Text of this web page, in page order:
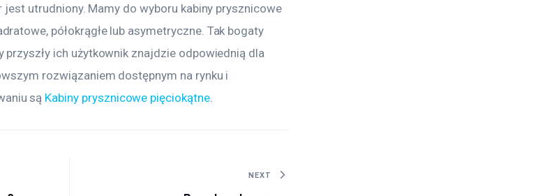
jest utrudniony. Mamy do wyboru kabiny prysznicowe
półokrągłe lub asymetryczne. Tak bogaty
przyszły ich użytkownik znajdzie odpowiednią dla
rozwiązaniem dostępnym na rynku i
są Kabiny prysznicowe pięciokątne.
NEXT